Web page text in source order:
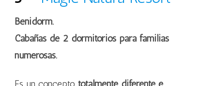
Benidorm.
Cabañas de 2 dormitorios para familias
numerosas.
Es un concepto totalmente diferente e